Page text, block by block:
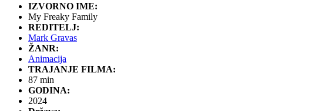
IZVORNO IME:
My Freaky Family
REDITELJ:
Mark Gravas
ŽANR:
Animacija
TRAJANJE FILMA:
87 min
GODINA:
2024